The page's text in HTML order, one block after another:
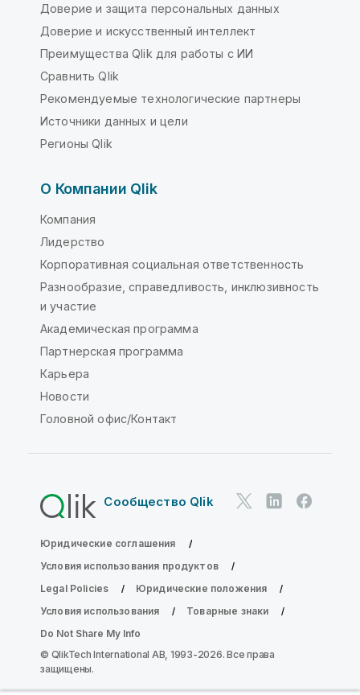
Доверие и защита персональных данных
Доверие и искусственный интеллект
Преимущества Qlik для работы с ИИ
Сравнить Qlik
Рекомендуемые технологические партнеры
Источники данных и цели
Регионы Qlik
О Компании Qlik
Компания
Лидерство
Корпоративная социальная ответственность
Разнообразие, справедливость, инклюзивность
и участие
Академическая программа
Партнерская программа
Карьера
Новости
Головной офис/Контакт
Сообщество Qlik
Юридические соглашения
Условия использования продуктов
Legal Policies
Юридические положения
Условия использования
Товарные знаки
Do Not Share My Info
© QlikTech International AB, 1993-2026. Все права
защищены.